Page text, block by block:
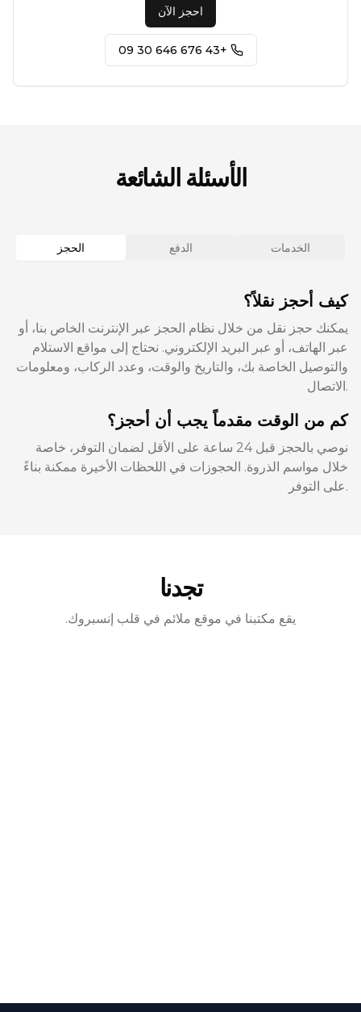
احجز الآن
+43 676 646 30 09
الأسئلة الشائعة
الحجز الدفع الخدمات
كيف أحجز نقلاً؟
يمكنك حجز نقل من خلال نظام الحجز عبر الإنترنت الخاص بنا، أو
عبر الهاتف، أو عبر البريد الإلكتروني. نحتاج إلى مواقع الاستلام
والتوصيل الخاصة بك، والتاريخ والوقت، وعدد الركاب، ومعلومات
الاتصال.
كم من الوقت مقدماً يجب أن أحجز؟
نوصي بالحجز قبل 24 ساعة على الأقل لضمان التوفر، خاصة
خلال مواسم الذروة. الحجوزات في اللحظات الأخيرة ممكنة بناءً
على التوفر.
تجدنا
يقع مكتبنا في موقع ملائم في قلب إنسبروك.